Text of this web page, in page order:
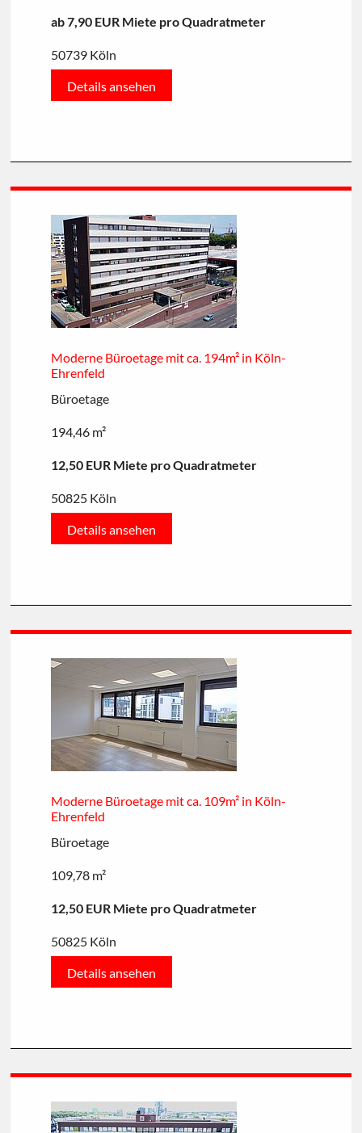
ab 7,90 EUR Miete pro Quadratmeter
50739 Köln
Details ansehen
Moderne Büroetage mit ca. 194m² in Köln-
Ehrenfeld
Büroetage
194,46 m²
12,50 EUR Miete pro Quadratmeter
50825 Köln
Details ansehen
Moderne Büroetage mit ca. 109m² in Köln-
Ehrenfeld
Büroetage
109,78 m²
12,50 EUR Miete pro Quadratmeter
50825 Köln
Details ansehen